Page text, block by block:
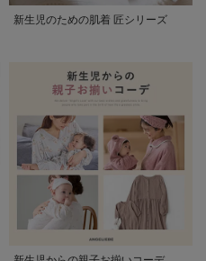
新生児のための肌着 匠シリーズ